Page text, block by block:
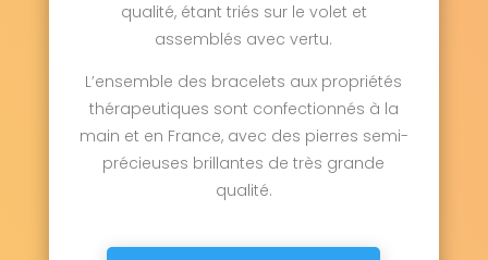
qualité, étant triés sur le volet et
assemblés avec vertu.
L’ensemble des bracelets aux propriétés
thérapeutiques sont confectionnés à la
main et en France, avec des pierres semi-
précieuses brillantes de très grande
qualité.